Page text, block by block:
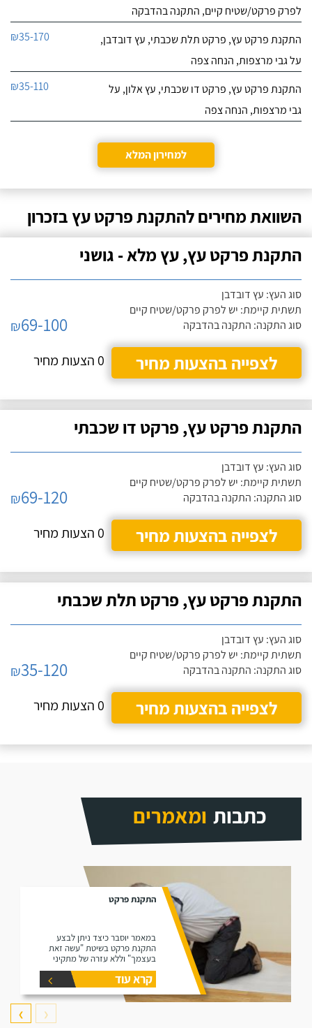
לפרק פרקט/שטיח קיים, התקנה בהדבקה
התקנת פרקט עץ, פרקט תלת שכבתי, עץ דובדבן,
על גבי מרצפות, הנחה צפה
₪35-170
התקנת פרקט עץ, פרקט דו שכבתי, עץ אלון, על
גבי מרצפות, הנחה צפה
₪35-110
למחירון המלא
השוואת מחירים להתקנת פרקט עץ בזכרון
התקנת פרקט עץ, עץ מלא - גושני
סוג העץ: עץ דובדבן
תשתית קיימת: יש לפרק פרקט/שטיח קיים
סוג התקנה: התקנה בהדבקה
₪69-100
לצפייה בהצעות מחיר
0 הצעות מחיר
התקנת פרקט עץ, פרקט דו שכבתי
סוג העץ: עץ דובדבן
תשתית קיימת: יש לפרק פרקט/שטיח קיים
סוג התקנה: התקנה בהדבקה
₪69-120
לצפייה בהצעות מחיר
0 הצעות מחיר
התקנת פרקט עץ, פרקט תלת שכבתי
סוג העץ: עץ דובדבן
תשתית קיימת: יש לפרק פרקט/שטיח קיים
סוג התקנה: התקנה בהדבקה
₪35-120
לצפייה בהצעות מחיר
0 הצעות מחיר
כתבות ומאמרים
התקנת פרקט
במאמר יוסבר כיצד ניתן לבצע
התקנת פרקט בשיטת "עשה זאת
בעצמך" וללא עזרה של מתקיני
פרקטים.
קרא עוד
❮
❯